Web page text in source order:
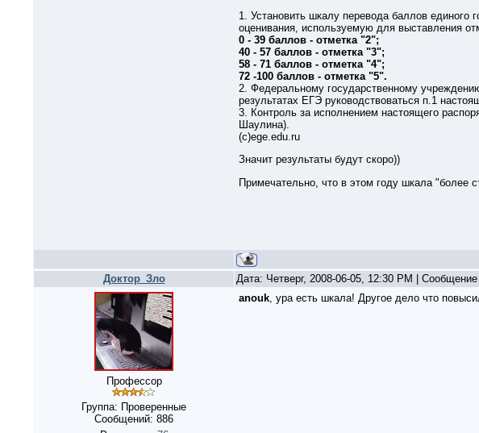
1. Установить шкалу перевода баллов единого
оценивания, используемую для выставления
0 - 39 баллов - отметка "2";
40 - 57 баллов - отметка "3";
58 - 71 баллов - отметка "4";
72 -100 баллов - отметка "5".
2. Федеральному государственному
результатах ЕГЭ руководствоваться п.1
3. Контроль за исполнением настоящего
Шаулина).
(с)ege.edu.ru
Значит результаты будут скоро))
Примечательно, что в этом году шкала "более
Доктор_Зло Дата: Четверг, 2008-06-05, 12:30 PM |
Профессор
Группа: Проверенные
Сообщений: 886
anouk, ура есть шкала! Другое дело что